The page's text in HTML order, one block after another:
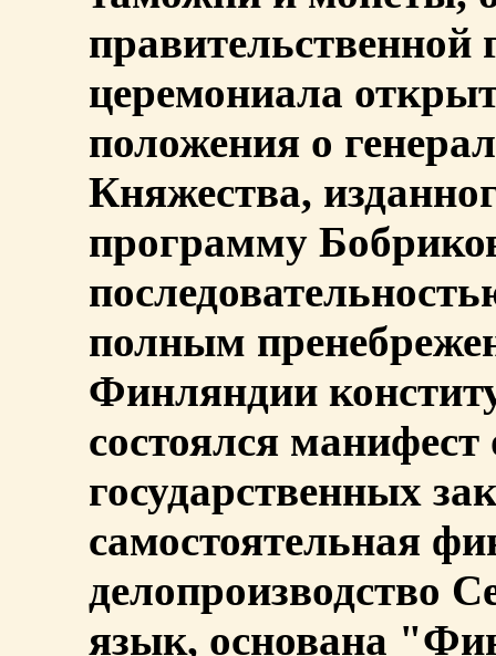
правительственной
церемониала
положения о
Княжества,
программу
полным
Финляндии
состоялся
государственных
самостоятельная
делопроизводство
язык, основана